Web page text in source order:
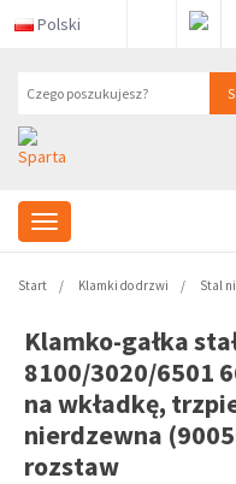
Polski
Start Klamki do drzwi Stal
Klamko-gałka
8100/3020/6501
na wkładkę,
nierdzewna
rozstaw